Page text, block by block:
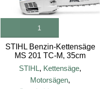
STIHL Benzin-Kettensäge
MS 201 TC-M, 35cm
Schienenlänge
STIHL, Kettensäge,
Motorsägen,